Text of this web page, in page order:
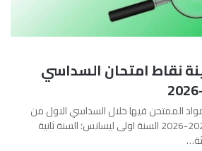
نقاط امتحان السداسي
الممتحن فيها خلال السداسي الاول من
السنة الجامعية 2025-2026 السنة اولى ليسانس؛ السنة ثانية